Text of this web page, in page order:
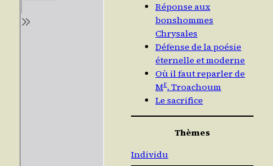
Réponse aux
bonshommes
Chrysales
Défense de la poésie
éternelle et moderne
Où il faut reparler de
Mr. Troachoum
Le sacrifice
Thèmes
Individu